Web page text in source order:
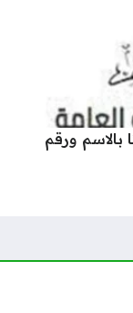
متاحة رسميًا بالاسم ورقم